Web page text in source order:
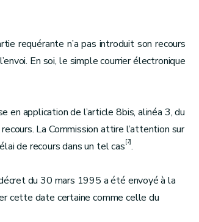
requérante n’a pas introduit son recours
En soi, le simple courrier électronique
en application de l’article 8bis, alinéa 3, du
La Commission attire l’attention sur
de recours dans un tel cas[2].
du 30 mars 1995 a été envoyé à la
cette date certaine comme celle du